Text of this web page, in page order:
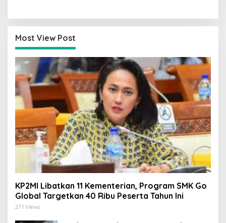
Most View Post
KP2MI Libatkan 11 Kementerian, Program SMK Go
Global Targetkan 40 Ribu Peserta Tahun Ini
271 Views